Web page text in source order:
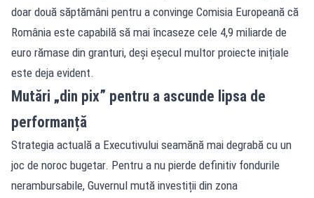
doar două săptămâni pentru a convinge Comisia Europeană că
România este capabilă să mai încaseze cele 4,9 miliarde de
euro rămase din granturi, deși eșecul multor proiecte inițiale
este deja evident.
Mutări „din pix” pentru a ascunde lipsa de
performanță
Strategia actuală a Executivului seamănă mai degrabă cu un
joc de noroc bugetar. Pentru a nu pierde definitiv fondurile
nerambursabile, Guvernul mută investiții din zona